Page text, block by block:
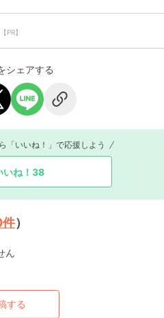
【PR】
シェアする
「いいね！」で応援しよう
いね！ 38
件）
ん
する